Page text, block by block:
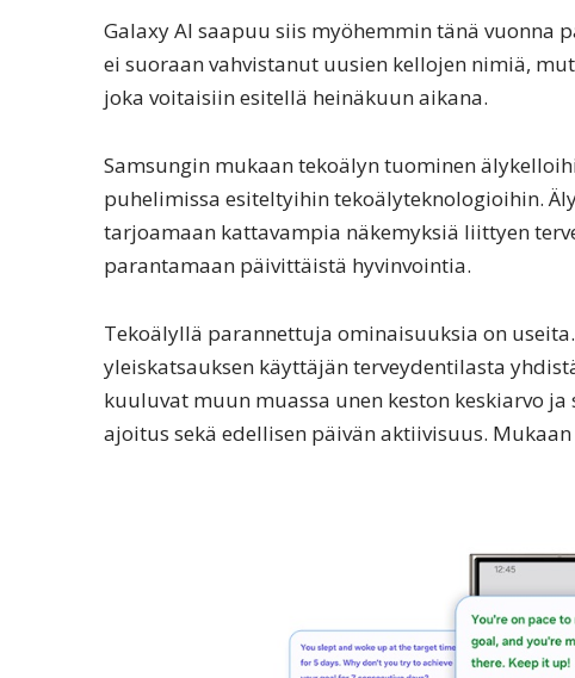
Galaxy AI saapuu siis myöhemmin tänä vuonna
ei suoraan vahvistanut uusien kellojen nimiä,
joka voitaisiin esitellä heinäkuun aikana.
Samsungin mukaan tekoälyn tuominen
puhelimissa esiteltyihin tekoälyteknologioihin.
tarjoamaan kattavampia näkemyksiä liittyen
parantamaan päivittäistä hyvinvointia.
Tekoälyllä parannettuja ominaisuuksia on
yleiskatsauksen käyttäjän terveydentilasta
kuuluvat muun muassa unen keston keskiarvo
ajoitus sekä edellisen päivän aktiivisuus.